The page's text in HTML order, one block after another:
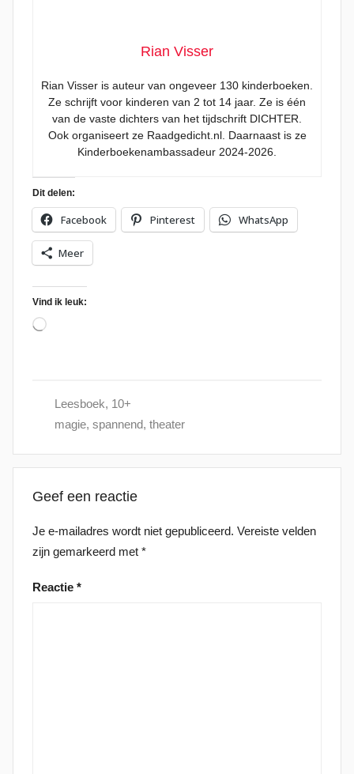
Rian Visser
Rian Visser is auteur van ongeveer 130 kinderboeken.
Ze schrijft voor kinderen van 2 tot 14 jaar. Ze is één
van de vaste dichters van het tijdschrift DICHTER.
Ook organiseert ze Raadgedicht.nl. Daarnaast is ze
Kinderboekenambassadeur 2024-2026.
Dit delen:
Facebook Pinterest WhatsApp
Meer
Vind ik leuk:
Aan
Leesboek, 10+
magie, spannend, theater
Geef een reactie
Je e-mailadres wordt niet gepubliceerd. Vereiste velden
zijn gemarkeerd met *
Reactie *